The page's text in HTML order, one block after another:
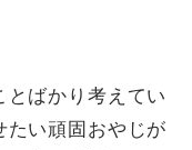
とばかり考えてい
たい頑固おやじが